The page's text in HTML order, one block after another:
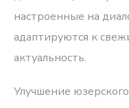
настроенные на
адаптируются к
актуальность.
Улучшение